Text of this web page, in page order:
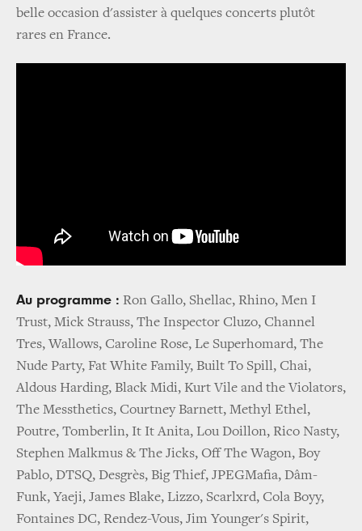
belle occasion d'assister à quelques concerts plutôt
rares en France.
Au programme : Ron Gallo, Shellac, Rhino, Men I
Trust, Mick Strauss, The Inspector Cluzo, Channel
Tres, Wallows, Caroline Rose, Le Superhomard, The
Nude Party, Fat White Family, Built To Spill, Chai,
Aldous Harding, Black Midi, Kurt Vile and the Violators,
The Messthetics, Courtney Barnett, Methyl Ethel,
Poutre, Tomberlin, It It Anita, Lou Doillon, Rico Nasty,
Stephen Malkmus & The Jicks, Off The Wagon, Boy
Pablo, DTSQ, Desgrès, Big Thief, JPEGMafia, Dâm-
Funk, Yaeji, James Blake, Lizzo, Scarlxrd, Cola Boyy,
Fontaines DC, Rendez-Vous, Jim Younger's Spirit,